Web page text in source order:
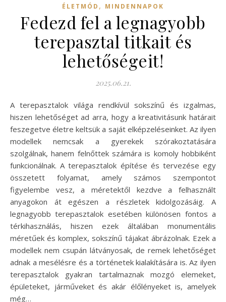
ÉLETMÓD , MINDENNAPOK
Fedezd fel a legnagyobb
terepasztal titkait és
lehetőségeit!
2025.06.21.
A terepasztalok világa rendkívül sokszínű és izgalmas,
hiszen lehetőséget ad arra, hogy a kreativitásunk határait
feszegetve életre keltsük a saját elképzeléseinket. Az ilyen
modellek nemcsak a gyerekek szórakoztatására
szolgálnak, hanem felnőttek számára is komoly hobbiként
funkcionálnak. A terepasztalok építése és tervezése egy
összetett folyamat, amely számos szempontot
figyelembe vesz, a méretektől kezdve a felhasznált
anyagokon át egészen a részletek kidolgozásáig. A
legnagyobb terepasztalok esetében különösen fontos a
térkihasználás, hiszen ezek általában monumentális
méretűek és komplex, sokszínű tájakat ábrázolnak. Ezek a
modellek nem csupán látványosak, de remek lehetőséget
adnak a mesélésre és a történetek kialakítására is. Az ilyen
terepasztalok gyakran tartalmaznak mozgó elemeket,
épületeket, járműveket és akár élőlényeket is, amelyek
még…